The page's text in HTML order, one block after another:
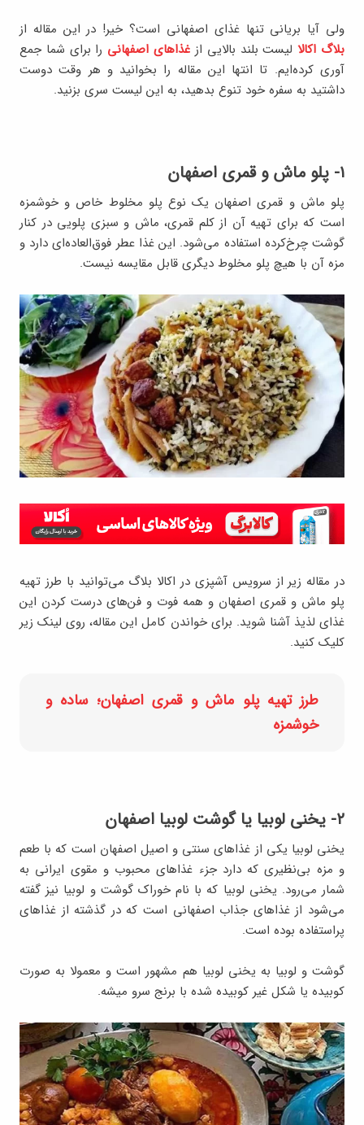
ولی آیا بریانی تنها غذای اصفهانی است؟ خیر! در این مقاله از
بلاگ اکالالیست بلند بالایی از غذاهای اصفهانی را برای شما جمع
آوری کرده‌ایم. تا انتها این مقاله را بخوانید و هر وقت دوست
داشتید به سفره خود تنوع بدهید، به این لیست سری بزنید.
۱- پلو ماش و قمری اصفهان
پلو ماش و قمری اصفهان یک نوع پلو مخلوط خاص و خوشمزه
است که برای تهیه آن از کلم قمری، ماش و سبزی پلویی در کنار
گوشت چرخ‌کرده استفاده می‌شود. این غذا عطر فوق‌العاده‌ای دارد و
مزه آن با هیچ پلو مخلوط دیگری قابل مقایسه نیست.
در مقاله زیر از سرویس آشپزی در اکالا بلاگ می‌توانید با طرز تهیه
پلو ماش و قمری اصفهان و همه فوت و فن‌های درست کردن این
غذای لذیذ آشنا شوید. برای خواندن کامل این مقاله، روی لینک زیر
کلیک کنید.
طرز تهیه پلو ماش و قمری اصفهان؛ ساده و
خوشمزه
۲- یخنی لوبیا یا گوشت لوبیا اصفهان
یخنی لوبیا یکی از غذاهای سنتی و اصیل اصفهان است که با طعم
و مزه بی‌نظیری که دارد جزء غذاهای محبوب و مقوی ایرانی به
شمار می‌رود. یخنی لوبیا که با نام خوراک گوشت و لوبیا نیز گفته
می‌شود از غذاهای جذاب اصفهانی است که در گذشته از غذاهای
پراستفاده بوده است.
گوشت و لوبیا به یخنی لوبیا هم مشهور است و معمولا به صورت
کوبیده یا شکل غیر کوبیده شده با برنج سرو میشه.